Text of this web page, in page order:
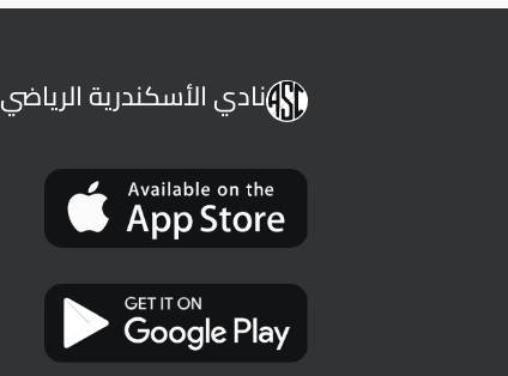
نادي الأسكندرية الرياضي